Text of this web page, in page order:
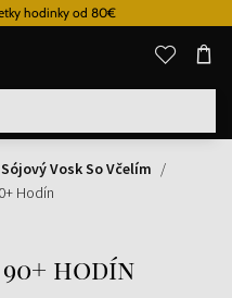
hodinky od 80€
Vosk So Včelím
Hodín
hodín